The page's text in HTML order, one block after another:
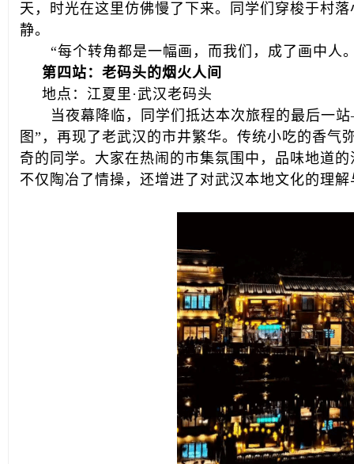
天，时光在这里仿佛慢了下来。同学们穿梭于村
静。
“每个转角都是一幅画，而我们，成了画中人
第四站：老码头的烟火人间
地点：江夏里·武汉老码头
当夜幕降临，同学们抵达本次旅程的最后一
图”，再现了老武汉的市井繁华。传统小吃的香
奇的同学。大家在热闹的市集氛围中，品味地道
不仅陶冶了情操，还增进了对武汉本地文化的理